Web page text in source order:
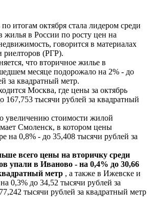
итогам октября стала лидером среди
в России по росту цен на
говорится в материалах
риелторов (РГР).
что вторичное жилье в
месяце подорожало на 2% - до
за квадратный метр.
Москва, где цены за октябрь
167,753 тысячи рублей за квадратный
увеличению стоимости жилой
Смоленск, в котором цены
на 0,8% - до 35,408 тысячи рублей за
всего цены на вторичку среди
упали в Иваново - на 0,4% до 30,66
метр , а также в Ижевске и
0,3% до 34,52 тысячи рублей за
тысячи рублей за квадратный метр